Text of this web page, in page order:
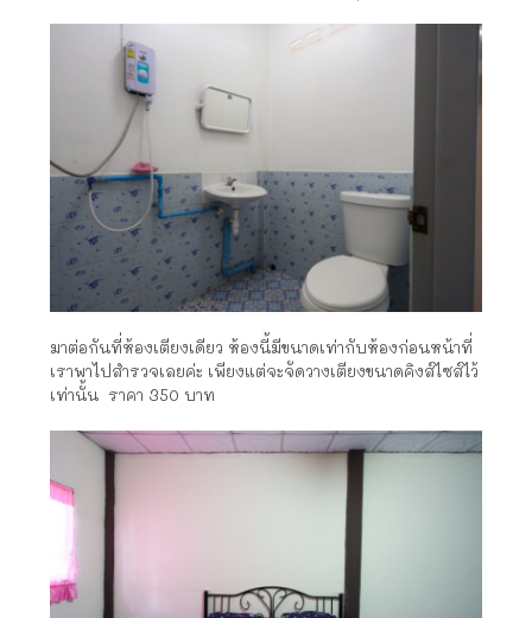
มาต่อกันที่ห้องเตียงเดียว ห้องนี้มีขนาดเท่ากับห้องก่อนหน้าที่
เราพาไปสำรวจเลยค่ะ เพียงแต่จะจัดวางเตียงขนาดคิงส์ไซส์ไว้
เท่านั้น ราคา 350 บาท